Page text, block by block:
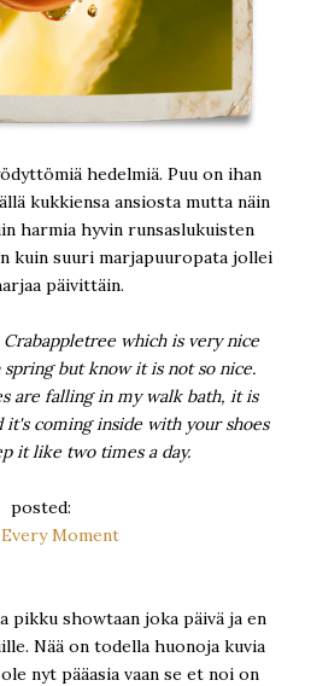
hedelmiä. Puu on ihan
kukkiensa ansiosta mutta näin
harmia hyvin runsaslukuisten
kuin suuri marjapuuropata jollei
päivittäin.
Crabappletree which is very nice
but know it is not so nice.
are falling in my walk bath, it is
it's coming inside with your shoes
it like two times a day.
posted:
Moment
pikku showtaan joka päivä ja en
Nää on todella huonoja kuvia
nyt pääasia vaan se et noi on